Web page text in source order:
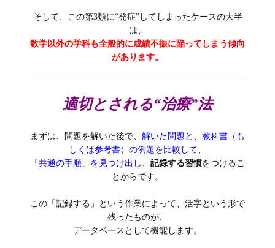
そして、この第3類に“発症”してしまったケースの大半
は、
数学以外の学科も全般的に成績不振に陥ってしまう傾向
があります。
適切とされる“治療”法
まずは、問題を解いた後で、 解いた問題と、教科書（も
しくは参考書）の例題を比較して、
「共通の手順」を見つけ出し、 記録する習慣をつけるこ
とからです。
この「記録する」という作業によって、活字という形で
残ったものが、
データベースとして機能します。